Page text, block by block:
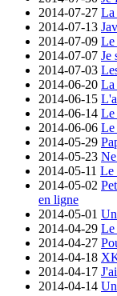
2014-07-27 La
2014-07-13
2014-07-09 Le
2014-07-07 Je
2014-07-03
2014-06-20 La
2014-06-15
2014-06-14 Le
2014-06-06 Le
2014-05-29
2014-05-23
2014-05-11 Le
2014-05-02
en ligne
2014-05-01
2014-04-29 Le
2014-04-27
2014-04-18
2014-04-17
2014-04-14